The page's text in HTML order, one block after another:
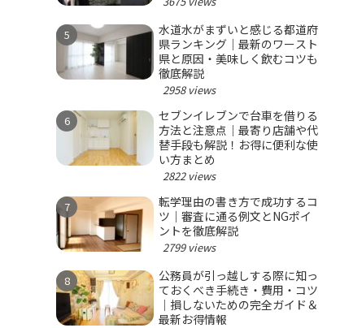
水道水がまずいと感じる都道府
県ランキング｜最新のワースト
県と原因・美味しく飲むコツも
徹底解説
2958 views
セブンイレブンで台車を借りる
方法と注意点｜最寄り店舗や代
替手段も解説！お得に便利な使
い方まとめ
2822 views
転学理由の書き方で成功するコ
ツ｜審査に通る例文とNGポイ
ントを徹底解説
2799 views
公務員が引っ越しする際に知っ
ておくべき手続き・費用・コツ
｜損しないための完全ガイド＆
最新お得情報